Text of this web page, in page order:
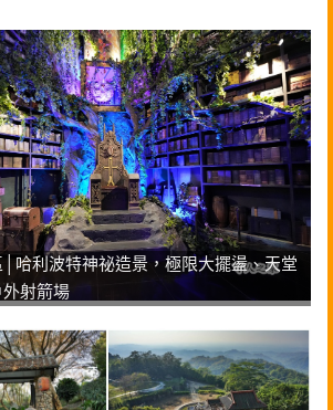
哈利波特神祕造景，極限大擺盪、天堂
射箭場